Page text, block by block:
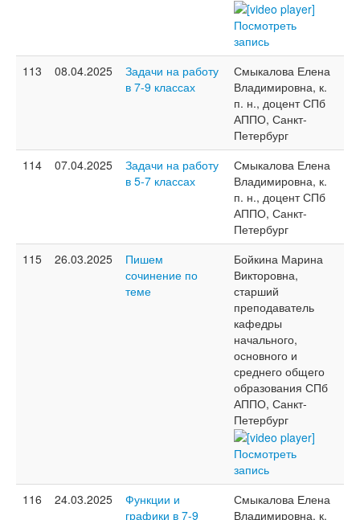
Посмотреть
запись
113
08.04.2025
Задачи на работу
в 7-9 классах
Смыкалова Елена
Владимировна, к.
п. н., доцент СПб
АППО, Санкт-
Петербург
114
07.04.2025
Задачи на работу
в 5-7 классах
Смыкалова Елена
Владимировна, к.
п. н., доцент СПб
АППО, Санкт-
Петербург
115
26.03.2025
Пишем
сочинение по
теме
Бойкина Марина
Викторовна,
старший
преподаватель
кафедры
начального,
основного и
среднего общего
образования СПб
АППО, Санкт-
Петербург
Посмотреть
запись
116
24.03.2025
Функции и
графики в 7-9
Смыкалова Елена
Владимировна, к.